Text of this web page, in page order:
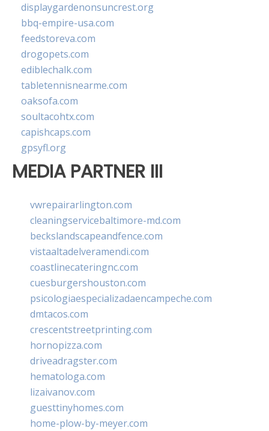
displaygardenonsuncrest.org
bbq-empire-usa.com
feedstoreva.com
drogopets.com
ediblechalk.com
tabletennisnearme.com
oaksofa.com
soultacohtx.com
capishcaps.com
gpsyfl.org
MEDIA PARTNER III
vwrepairarlington.com
cleaningservicebaltimore-md.com
beckslandscapeandfence.com
vistaaltadelveramendi.com
coastlinecateringnc.com
cuesburgershouston.com
psicologiaespecializadaencampeche.com
dmtacos.com
crescentstreetprinting.com
hornopizza.com
driveadragster.com
hematologa.com
lizaivanov.com
guesttinyhomes.com
home-plow-by-meyer.com